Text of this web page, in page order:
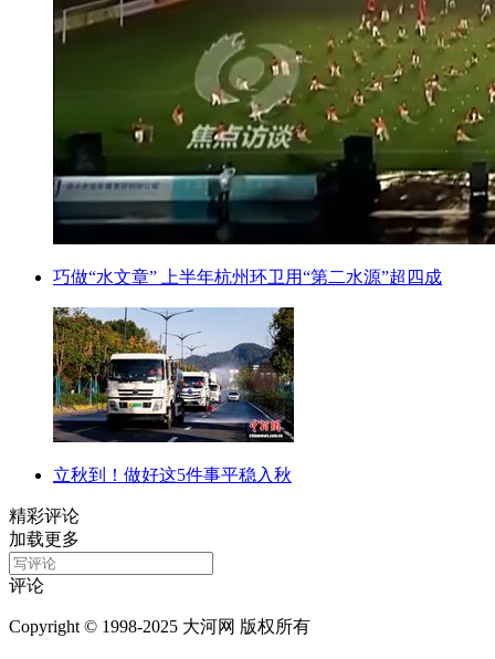
巧做“水文章” 上半年杭州环卫用“第二水源”超四成
立秋到！做好这5件事平稳入秋
精彩评论
加载更多
评论
Copyright © 1998-2025 大河网 版权所有